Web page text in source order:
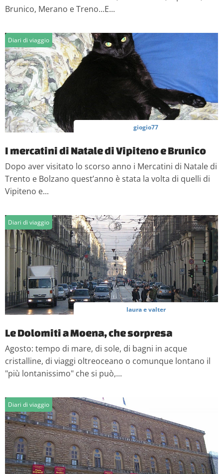
Brunico, Merano e Treno...E...
Diari di viaggio
giogio77
I mercatini di Natale di Vipiteno e Brunico
Dopo aver visitato lo scorso anno i Mercatini di Natale di
Trento e Bolzano quest’anno è stata la volta di quelli di
Vipiteno e...
Diari di viaggio
laura e valter
Le Dolomiti a Moena, che sorpresa
Agosto: tempo di mare, di sole, di bagni in acque
cristalline, di viaggi oltreoceano o comunque lontano il
"più lontanissimo" che si può,...
Diari di viaggio